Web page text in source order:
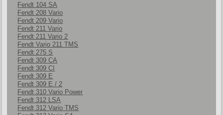
Fendt 104 SA
Fendt 208 Vario
Fendt 209 Vario
Fendt 211 Vario
Fendt 211 Vario 2
Fendt Vario 211 TMS
Fendt 275 S
Fendt 309 CA
Fendt 309 CI
Fendt 309 E
Fendt 309 E / 2
Fendt 310 Vario Power
Fendt 312 LSA
Fendt 312 Vario TMS